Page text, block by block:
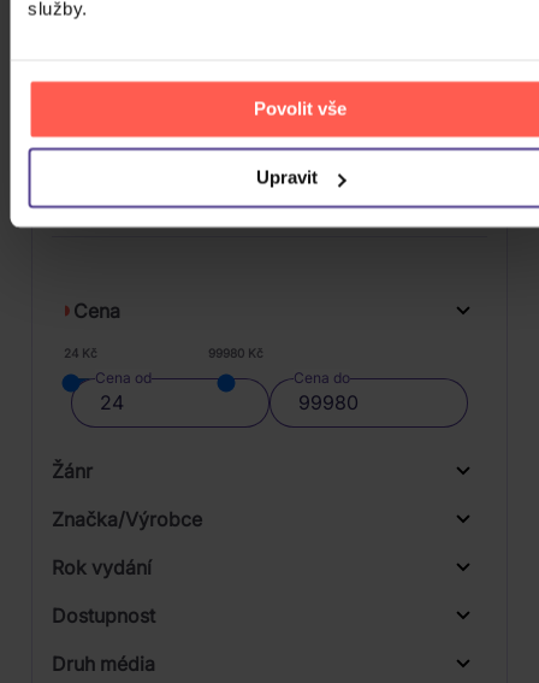
služby.
Povolit vše
Upravit
Cena
24 Kč 99980 Kč
Cena od Cena do
Žánr
Značka/Výrobce
Rok vydání
Od
Dostupnost
Druh média